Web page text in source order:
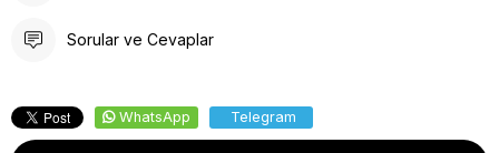
Sorular ve Cevaplar
WhatsApp Telegram